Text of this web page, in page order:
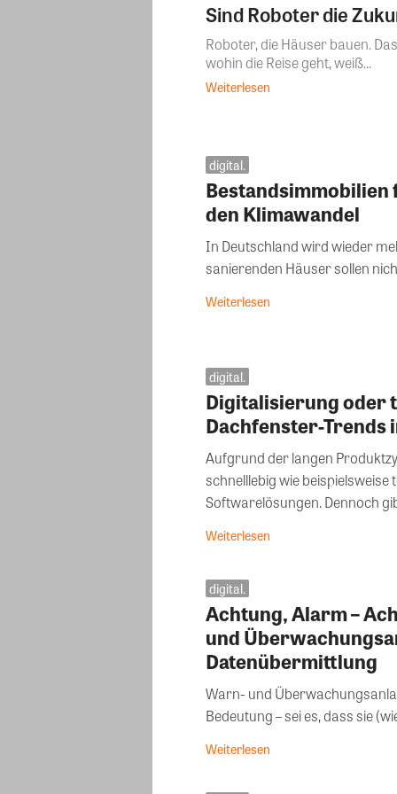
Sind Roboter die
Roboter, die Häuser bauen.
wohin die Reise geht, weiß...
Weiterlesen
digital.
den Klimawandel
In Deutschland wird wieder
sanierenden Häuser sollen
Weiterlesen
digital.
Digitalisierung oder
Dachfenster-Trends
Aufgrund der langen
schnelllebig wie
Softwarelösungen. Dennoch
Weiterlesen
digital.
Achtung, Alarm –
und
Datenübermittlung
Warn- und
Bedeutung – sei es, dass sie
Weiterlesen